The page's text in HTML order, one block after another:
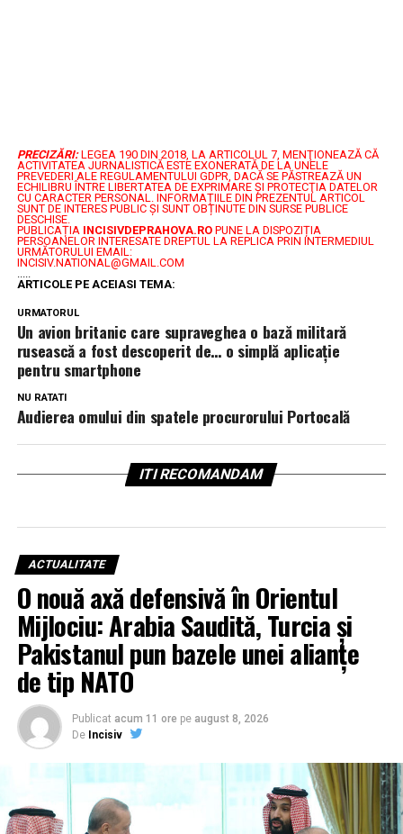
PRECIZĂRI: LEGEA 190 DIN 2018, LA ARTICOLUL 7, MENŢIONEAZĂ CĂ
ACTIVITATEA JURNALISTICĂ ESTE EXONERATĂ DE LA UNELE
PREVEDERI ALE REGULAMENTULUI GDPR, DACĂ SE PĂSTREAZĂ UN
ECHILIBRU ÎNTRE LIBERTATEA DE EXPRIMARE ŞI PROTECŢIA DATELOR
CU CARACTER PERSONAL. INFORMAȚIILE DIN PREZENTUL ARTICOL
SUNT DE INTERES PUBLIC ȘI SUNT OBȚINUTE DIN SURSE PUBLICE
DESCHISE.
PUBLICAȚIA INCISIVDEPRAHOVA.ROPUNE LA DISPOZIȚIA
PERSOANELOR INTERESATE DREPTUL LA REPLICA PRIN INTERMEDIUL
URMĂTORULUI EMAIL:
INCISIV.NATIONAL@GMAIL.COM
.....
ARTICOLE PE ACEIASI TEMA:
URMATORUL
Un avion britanic care supraveghea o bază militară
rusească a fost descoperit de… o simplă aplicație
pentru smartphone
NU RATATI
Audierea omului din spatele procurorului Portocală
ITI RECOMANDAM
ACTUALITATE
O nouă axă defensivă în Orientul
Mijlociu: Arabia Saudită, Turcia și
Pakistanul pun bazele unei alianțe
de tip NATO
Publicat acum 11 ore pe august 8, 2026
De Incisiv